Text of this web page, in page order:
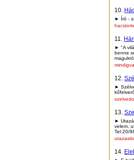
10.
► Író -
11.
► "A
benne
12.
►
13.
►
velem,
Tel:20/
14.